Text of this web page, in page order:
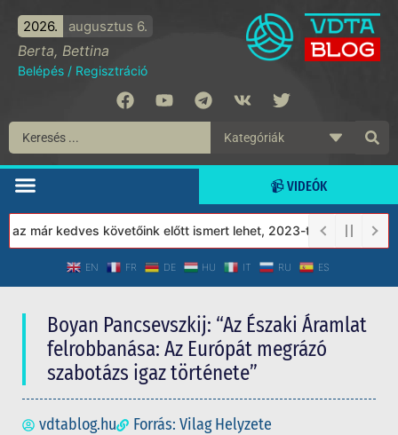
2026. augusztus 6.
Berta, Bettina
Belépés / Regisztráció
📹 VIDEÓK
kedves követőink előtt ismert lehet, 2023-tól a Védett
EN FR DE HU IT RU ES
Boyan Pancsevszkij: “Az Északi Áramlat
felrobbanása: Az Európát megrázó
szabotázs igaz története”
vdtablog.hu
Forrás: Vilag Helyzete